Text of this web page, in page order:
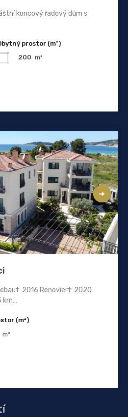
koncový řadový dům s
prostor (m²)
200 m²
2016 Renoviert: 2020
km…
(m²)
m²